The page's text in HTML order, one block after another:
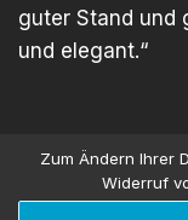
guter Stand und
und elegant.“
Zum Ändern Ihrer
Widerruf